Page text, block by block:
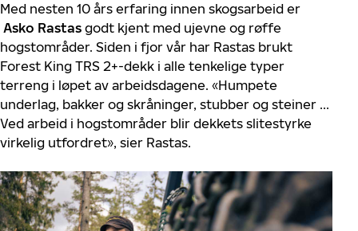
Med nesten 10 års erfaring innen skogsarbeid er
Asko Rastas godt kjent med ujevne og røffe
hogstområder. Siden i fjor vår har Rastas brukt
Forest King TRS 2+-dekk i alle tenkelige typer
terreng i løpet av arbeidsdagene. «Humpete
underlag, bakker og skråninger, stubber og steiner ...
Ved arbeid i hogstområder blir dekkets slitestyrke
virkelig utfordret», sier Rastas.